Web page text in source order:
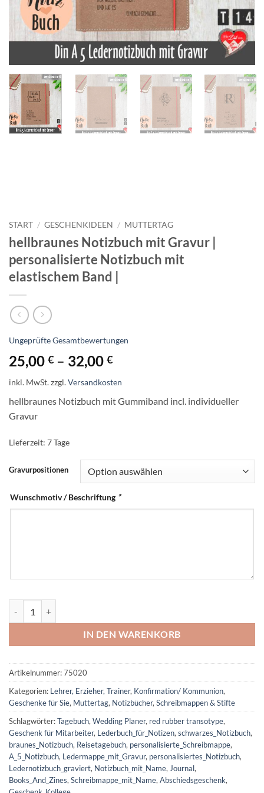
START / GESCHENKIDEEN / MUTTERTAG
hellbraunes Notizbuch mit Gravur |
personalisierte Notizbuch mit
elastischem Band |
Ungeprüfte Gesamtbewertungen
25,00 € – 32,00 €
inkl. MwSt.zzgl.Versandkosten
hellbraunes Notizbuch mit Gummiband incl. individueller
Gravur
Lieferzeit: 7 Tage
Gravurpositionen
Wunschmotiv / Beschriftung *
IN DEN WARENKORB
Artikelnummer:75020
Kategorien: Lehrer, Erzieher, Trainer, Konfirmation/ Kommunion,
Geschenke für Sie, Muttertag, Notizbücher, Schreibmappen & Stifte
Schlagwörter:Tagebuch, Wedding Planer, red rubber transotype,
Geschenk für Mitarbeiter, Lederbuch_für_Notizen, schwarzes_Notizbuch,
braunes_Notizbuch, Reisetagebuch, personalisierte_Schreibmappe,
A_5_Notizbuch, Ledermappe_mit_Gravur, personalisiertes_Notizbuch,
Ledernotizbuch_graviert, Notizbuch_mit_Name, Journal,
Books_And_Zines, Schreibmappe_mit_Name, Abschiedsgeschenk,